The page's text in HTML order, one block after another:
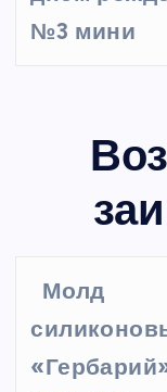
№3 мини
Молд